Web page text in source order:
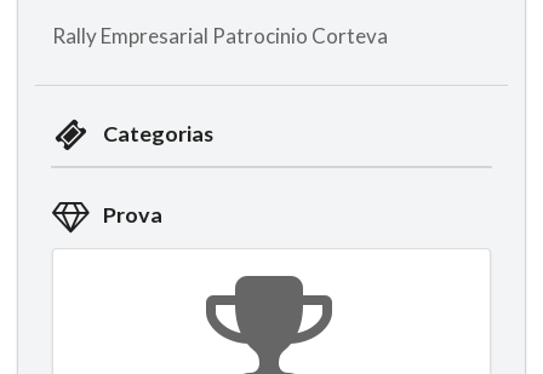
Rally Empresarial Patrocinio Corteva
Categorias
Prova